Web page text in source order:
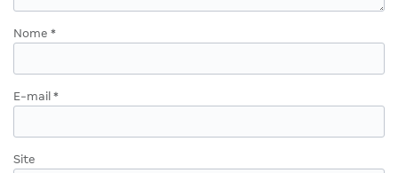
Nome *
E-mail *
Site